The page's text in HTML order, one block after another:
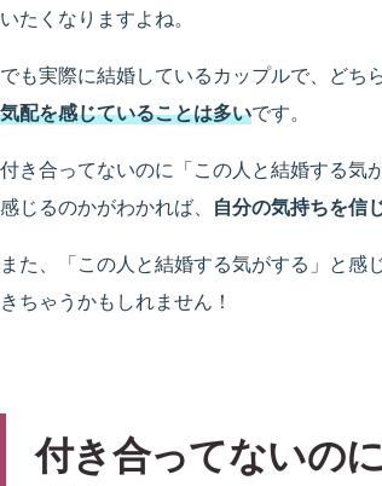
いたくなりますよね。
でも実際に結婚しているカップルで、どち
気配を感じていることは多いです。
付き合ってないのに「この人と結婚する気
感じるのかがわかれば、 自分の気持ちを信
また、「この人と結婚する気がする」と
きちゃうかもしれません！
付き合ってないの